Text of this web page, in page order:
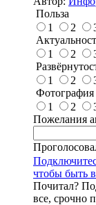
Польза
1
2
1
2
1
2
Фотография
1
2
Пожелания
чтобы быть
Почитал?
все, срочно